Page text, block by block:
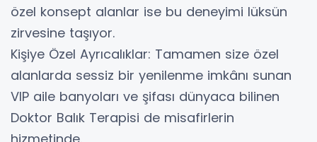
özel konsept alanlar ise bu deneyimi lüksün
zirvesine taşıyor.
​Kişiye Özel Ayrıcalıklar: Tamamen size özel
alanlarda sessiz bir yenilenme imkânı sunan
VIP aile banyoları ve şifası dünyaca bilinen
Doktor Balık Terapisi de misafirlerin
hizmetinde.